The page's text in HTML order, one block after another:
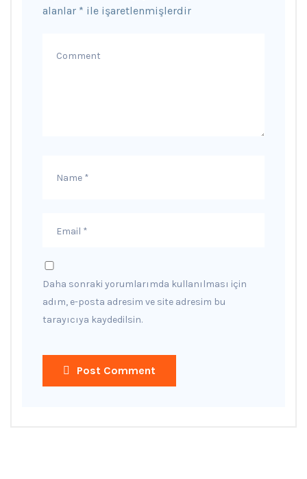
alanlar * ile işaretlenmişlerdir
Daha sonraki yorumlarımda kullanılması için
adım, e-posta adresim ve site adresim bu
tarayıcıya kaydedilsin.
Post Comment